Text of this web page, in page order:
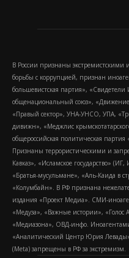
В России признаны
борьбы с коррупцией, признан
большевистская партия»,
общенациональный союз»,
«Правый сектор», УНА-УНСО, УПА,
дивижн», «Меджлис
общероссийская политическая
Признаны террористическими и
Кавказ», «Исламское государство»
«Братья-мусульмане», «Аль-Каида в
«Колумбайн». В РФ признана
издания «Проект Медиа». СМИ-
«Медуза», «Важные истории», «Голос
«Медиазона», ОВД-инфо.
«Аналитический Центр Юрия
(Metа) запрещены в РФ за экстремизм.